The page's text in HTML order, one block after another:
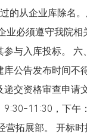
的从企业库除名
业必须遵守我院
与入库投标。
公告发布时间不
交资格审查申
9:30-11:30，下
拓展部。 开标